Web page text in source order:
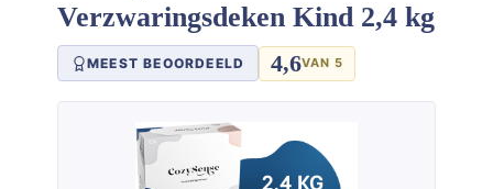
Verzwaringsdeken Kind 2,4 kg
MEEST BEOORDEELD 4,6VAN 5